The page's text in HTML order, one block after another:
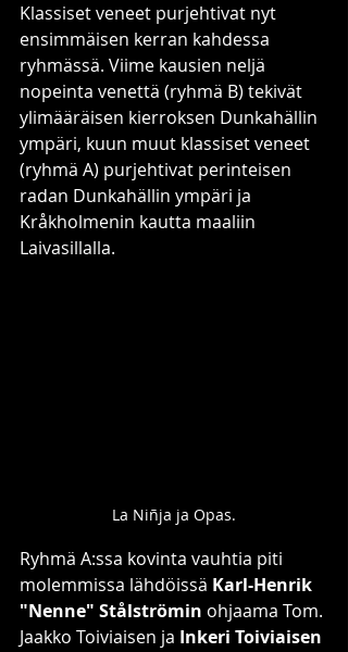
Klassiset veneet purjehtivat nyt
ensimmäisen kerran kahdessa
ryhmässä. Viime kausien neljä
nopeinta venettä (ryhmä B) tekivät
ylimääräisen kierroksen Dunkahällin
ympäri, kuun muut klassiset veneet
(ryhmä A) purjehtivat perinteisen
radan Dunkahällin ympäri ja
Kråkholmenin kautta maaliin
Laivasillalla.
La Niñja ja Opas.
Ryhmä A:ssa kovinta vauhtia piti
molemmissa lähdöissä Karl-Henrik
"Nenne" Stålströmin ohjaama Tom.
Jaakko Toiviaisen ja Inkeri Toiviaisen